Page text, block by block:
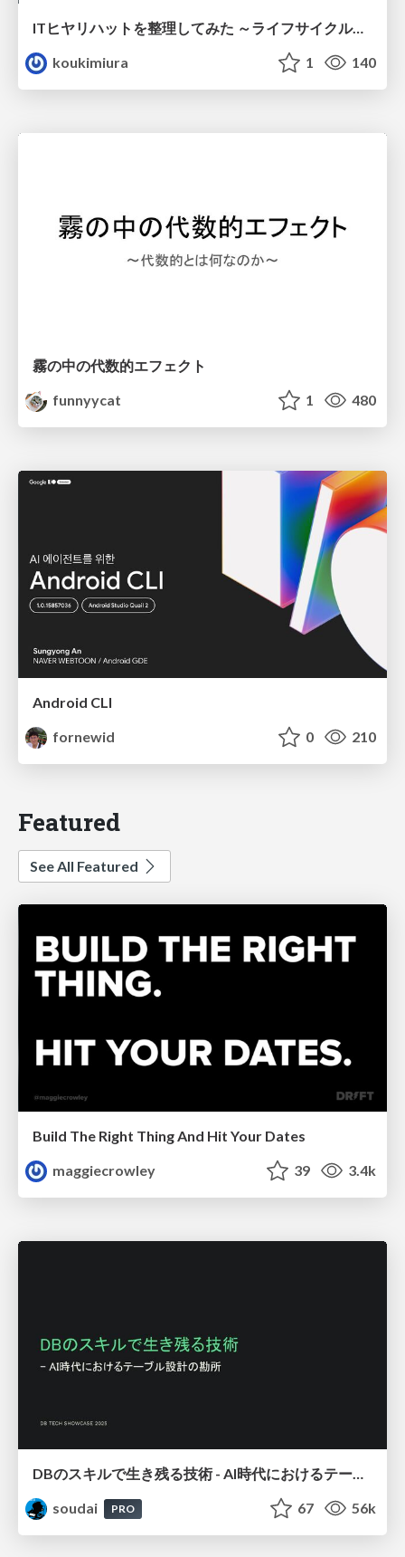
ITヒヤリハットを整理してみた ～ライフサイクルと原因から考える再発防止策～
koukimiura
1 140
霧の中の代数的エフェクト
funnyycat
1 480
Android CLI
fornewid
0 210
Featured
See All Featured
Build The Right Thing And Hit Your Dates
maggiecrowley
39 3.4k
DBのスキルで生き残る技術 - AI時代におけるテーブル設計の勘所
soudai
PRO 67 56k